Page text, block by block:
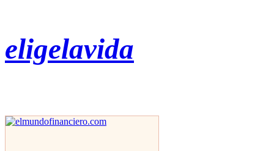
eligelavida